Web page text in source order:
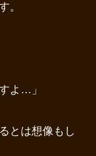
。
よ…」
とは想像もし